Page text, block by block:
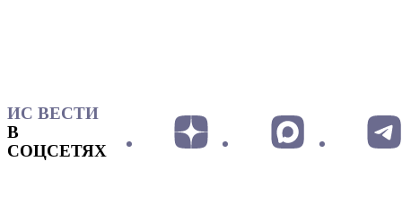
ИС ВЕСТИ
В
СОЦСЕТЯХ